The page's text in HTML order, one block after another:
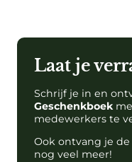
Laat je
Schrijf je in en
Geschenkboek
medewerkers te
Ook ontvang je
nog veel meer!